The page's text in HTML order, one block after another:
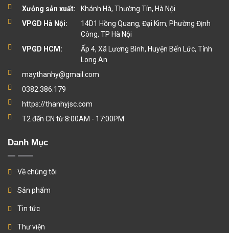
Xưởng sản xuất:
Khánh Hà, Thường Tín, Hà Nội
VPGD Hà Nội:
14D1 Hồng Quang, Đại Kim, Phường Định
Công, TP Hà Nội
VPGD HCM:
Ấp 4, Xã Lương Bình, Huyện Bến Lức, Tỉnh
Long An
maythanhy@gmail.com
0382.386.179
https://thanhyjsc.com
T2 đến CN từ 8:00AM - 17:00PM
Danh Mục
Về chúng tôi
Sản phẩm
Tin tức
Thư viện